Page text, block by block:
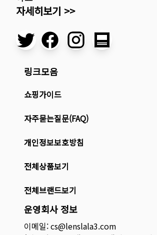
자세히보기 >>
링크모음
쇼핑가이드
자주묻는질문(FAQ)
개인정보보호방침
전체상품보기
전체브랜드보기
운영회사 정보
이메일: cs@lenslala3.com